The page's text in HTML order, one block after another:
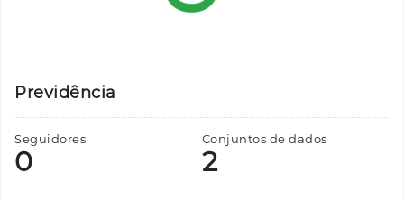
Previdência
Seguidores
0
Conjuntos de dados
2